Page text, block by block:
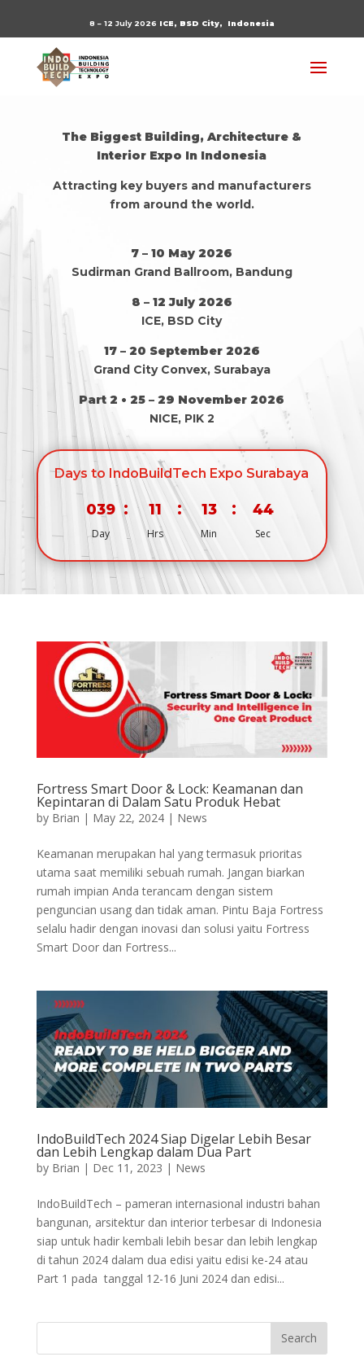
8 – 12 July 2026 ICE, BSD City, Indonesia
The Biggest Building, Architecture &
Interior Expo In Indonesia
Attracting key buyers and manufacturers
from around the world.
7 – 10 May 2026
Sudirman Grand Ballroom, Bandung
8 – 12 July 2026
ICE, BSD City
17 – 20 September 2026
Grand City Convex, Surabaya
Part 2 • 25 – 29 November 2026
NICE, PIK 2
Days to IndoBuildTech Expo Surabaya
039
Day
: 11
Hrs
: 13
Min
: 44
Sec
Fortress Smart Door & Lock: Keamanan dan
Kepintaran di Dalam Satu Produk Hebat
by Brian | May 22, 2024| News
Keamanan merupakan hal yang termasuk prioritas
utama saat memiliki sebuah rumah. Jangan biarkan
rumah impian Anda terancam dengan sistem
penguncian usang dan tidak aman. Pintu Baja Fortress
selalu hadir dengan inovasi dan solusi yaitu Fortress
Smart Door dan Fortress...
IndoBuildTech 2024 Siap Digelar Lebih Besar
dan Lebih Lengkap dalam Dua Part
by Brian | Dec 11, 2023 | News
IndoBuildTech – pameran internasional industri bahan
bangunan, arsitektur dan interior terbesar di Indonesia
siap untuk hadir kembali lebih besar dan lebih lengkap
di tahun 2024 dalam dua edisi yaitu edisi ke-24 atau
Part 1 pada tanggal 12-16 Juni 2024 dan edisi...